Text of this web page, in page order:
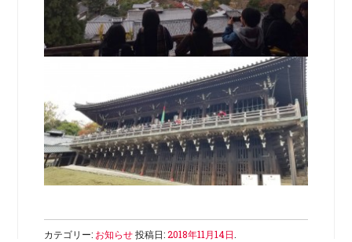
カテゴリー: お知らせ投稿日:2018年11月14日